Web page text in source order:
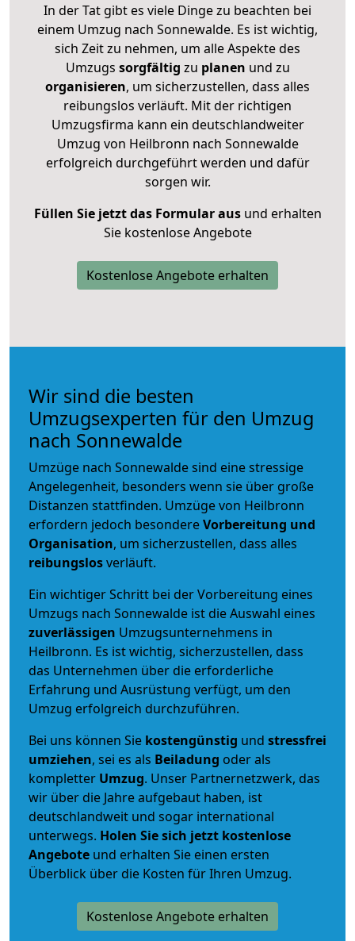
In der Tat gibt es viele Dinge zu beachten bei
einem Umzug nach Sonnewalde. Es ist wichtig,
sich Zeit zu nehmen, um alle Aspekte des
Umzugs sorgfältig zu planen und zu
organisieren, um sicherzustellen, dass alles
reibungslos verläuft. Mit der richtigen
Umzugsfirma kann ein deutschlandweiter
Umzug von Heilbronn nach Sonnewalde
erfolgreich durchgeführt werden und dafür
sorgen wir.
Füllen Sie jetzt das Formular ausund erhalten
Sie kostenlose Angebote
Kostenlose Angebote erhalten
Wir sind die besten
Umzugsexperten für den Umzug
nach Sonnewalde
Umzüge nach Sonnewalde sind eine stressige
Angelegenheit, besonders wenn sie über große
Distanzen stattfinden. Umzüge von Heilbronn
erfordern jedoch besondereVorbereitung und
Organisation, um sicherzustellen, dass alles
reibungslosverläuft.
Ein wichtiger Schritt bei der Vorbereitung eines
Umzugs nach Sonnewalde ist die Auswahl eines
zuverlässigen Umzugsunternehmens in
Heilbronn. Es ist wichtig, sicherzustellen, dass
das Unternehmen über die erforderliche
Erfahrung und Ausrüstung verfügt, um den
Umzug erfolgreich durchzuführen.
Bei uns können Sie kostengünstig und stressfrei
umziehen, sei es als Beiladung oder als
kompletter Umzug. Unser Partnernetzwerk, das
wir über die Jahre aufgebaut haben, ist
deutschlandweit und sogar international
unterwegs. Holen Sie sich jetzt kostenlose
Angebote und erhalten Sie einen ersten
Überblick über die Kosten für Ihren Umzug.
Kostenlose Angebote erhalten